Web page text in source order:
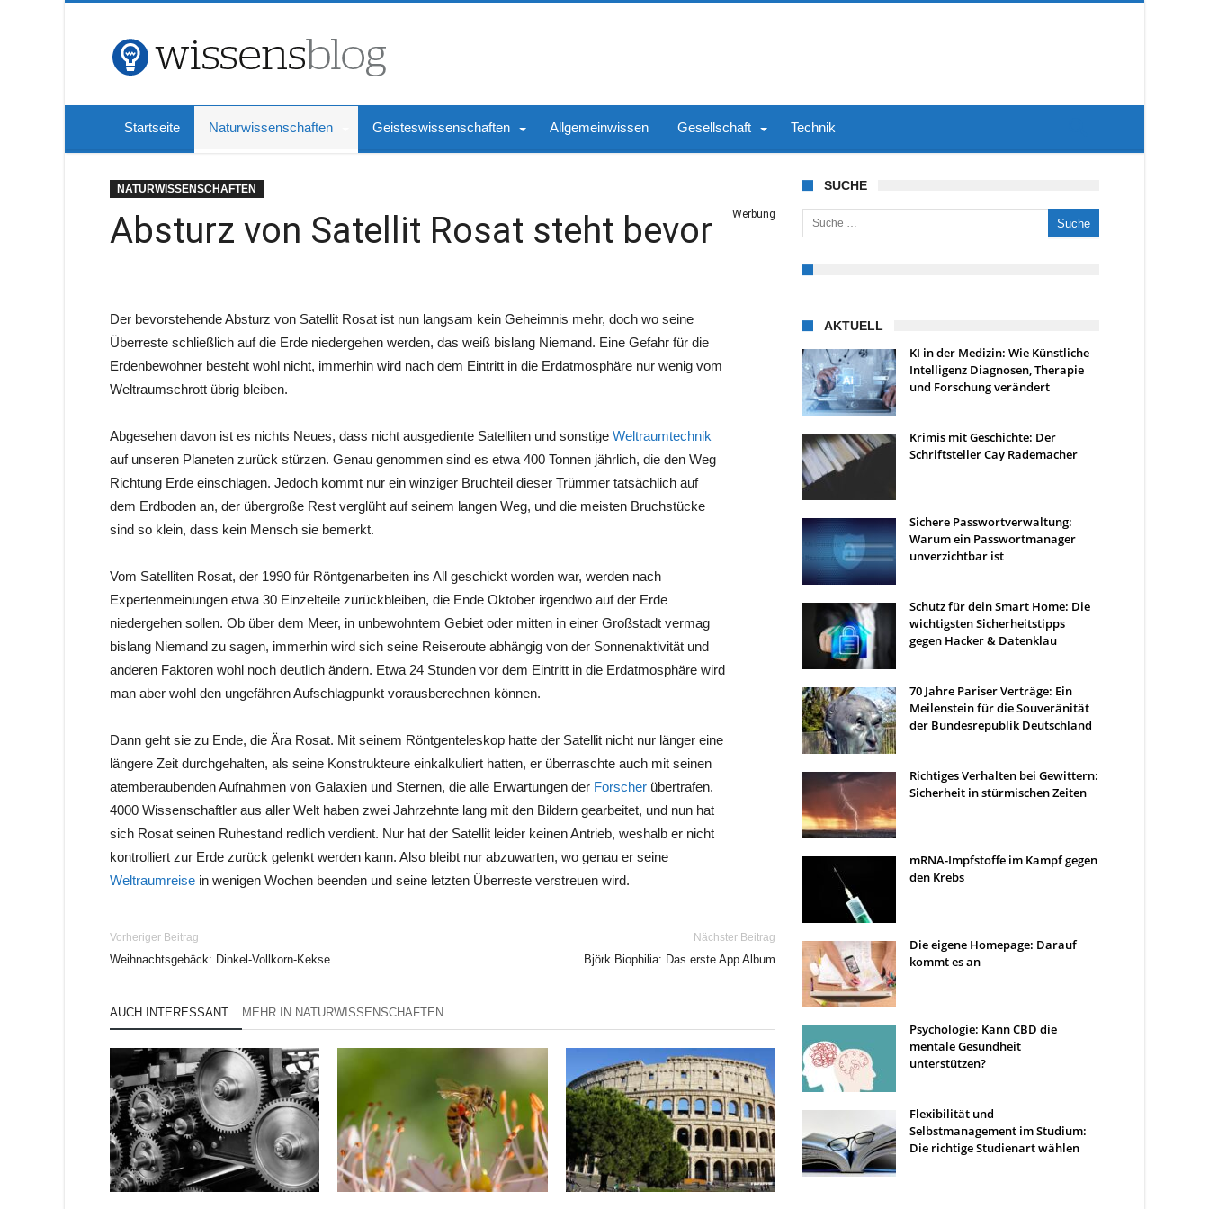
Startseite Naturwissenschaften Geisteswissenschaften Allgemeinwissen Gesellschaft Technik
NATURWISSENSCHAFTEN
Absturz von Satellit Rosat steht bevor Werbung
Der bevorstehende Absturz von Satellit Rosat ist nun langsam kein Geheimnis mehr, doch wo seine
Überreste schließlich auf die Erde niedergehen werden, das weiß bislang Niemand. Eine Gefahr für die
Erdenbewohner besteht wohl nicht, immerhin wird nach dem Eintritt in die Erdatmosphäre nur wenig vom
Weltraumschrott übrig bleiben.
Abgesehen davon ist es nichts Neues, dass nicht ausgediente Satelliten und sonstige Weltraumtechnik
auf unseren Planeten zurück stürzen. Genau genommen sind es etwa 400 Tonnen jährlich, die den Weg
Richtung Erde einschlagen. Jedoch kommt nur ein winziger Bruchteil dieser Trümmer tatsächlich auf
dem Erdboden an, der übergroße Rest verglüht auf seinem langen Weg, und die meisten Bruchstücke
sind so klein, dass kein Mensch sie bemerkt.
Vom Satelliten Rosat, der 1990 für Röntgenarbeiten ins All geschickt worden war, werden nach
Expertenmeinungen etwa 30 Einzelteile zurückbleiben, die Ende Oktober irgendwo auf der Erde
niedergehen sollen. Ob über dem Meer, in unbewohntem Gebiet oder mitten in einer Großstadt vermag
bislang Niemand zu sagen, immerhin wird sich seine Reiseroute abhängig von der Sonnenaktivität und
anderen Faktoren wohl noch deutlich ändern. Etwa 24 Stunden vor dem Eintritt in die Erdatmosphäre wird
man aber wohl den ungefähren Aufschlagpunkt vorausberechnen können.
Dann geht sie zu Ende, die Ära Rosat. Mit seinem Röntgenteleskop hatte der Satellit nicht nur länger eine
längere Zeit durchgehalten, als seine Konstrukteure einkalkuliert hatten, er überraschte auch mit seinen
atemberaubenden Aufnahmen von Galaxien und Sternen, die alle Erwartungen der Forscher übertrafen.
4000 Wissenschaftler aus aller Welt haben zwei Jahrzehnte lang mit den Bildern gearbeitet, und nun hat
sich Rosat seinen Ruhestand redlich verdient. Nur hat der Satellit leider keinen Antrieb, weshalb er nicht
kontrolliert zur Erde zurück gelenkt werden kann. Also bleibt nur abzuwarten, wo genau er seine
Weltraumreise in wenigen Wochen beenden und seine letzten Überreste verstreuen wird.
Vorheriger Beitrag
Weihnachtsgebäck: Dinkel-Vollkorn-Kekse
Nächster Beitrag
Björk Biophilia: Das erste App Album
AUCH INTERESSANT MEHR IN NATURWISSENSCHAFTEN
SUCHE
Suche nach:
AKTUELL
KI in der Medizin: Wie Künstliche
Intelligenz Diagnosen, Therapie
und Forschung verändert
Krimis mit Geschichte: Der
Schriftsteller Cay Rademacher
Sichere Passwortverwaltung:
Warum ein Passwortmanager
unverzichtbar ist
Schutz für dein Smart Home: Die
wichtigsten Sicherheitstipps
gegen Hacker & Datenklau
70 Jahre Pariser Verträge: Ein
Meilenstein für die Souveränität
der Bundesrepublik Deutschland
Richtiges Verhalten bei Gewittern:
Sicherheit in stürmischen Zeiten
mRNA-Impfstoffe im Kampf gegen
den Krebs
Die eigene Homepage: Darauf
kommt es an
Psychologie: Kann CBD die
mentale Gesundheit
unterstützen?
Flexibilität und
Selbstmanagement im Studium:
Die richtige Studienart wählen